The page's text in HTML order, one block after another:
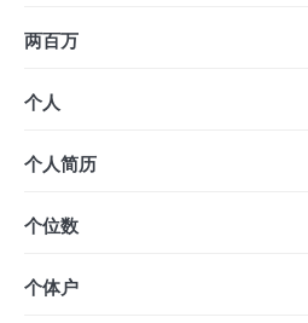
两百万
个人
个人简历
个位数
个体户